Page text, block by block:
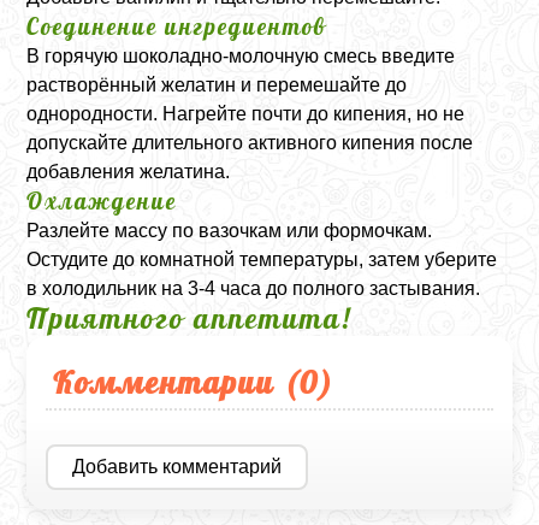
Соединение ингредиентов
В горячую шоколадно-молочную смесь введите
растворённый желатин и перемешайте до
однородности. Нагрейте почти до кипения, но не
допускайте длительного активного кипения после
добавления желатина.
Охлаждение
Разлейте массу по вазочкам или формочкам.
Остудите до комнатной температуры, затем уберите
в холодильник на 3-4 часа до полного застывания.
Приятного аппетита!
Комментарии (0)
Добавить комментарий